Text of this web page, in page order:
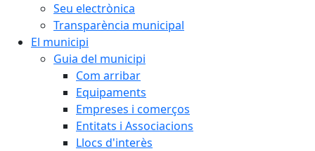
Seu electrònica
Transparència municipal
El municipi
Guia del municipi
Com arribar
Equipaments
Empreses i comerços
Entitats i Associacions
Llocs d'interès